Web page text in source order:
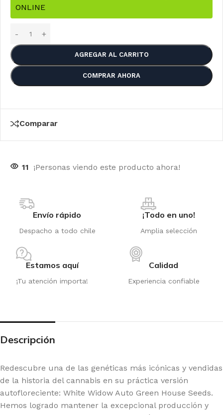
ONLINE
AGREGAR AL CARRITO
COMPRAR AHORA
Comparar
11 ¡Personas viendo este producto ahora!
Envío rápido
Despacho a todo chile
¡Todo en uno!
Amplia selección
Estamos aquí
¡Tu atención importa!
Calidad
Experiencia confiable
Descripción
Redescubre una de las genéticas más icónicas y vendidas
de la historia del cannabis en su práctica versión
autofloreciente: White Widow Auto Green House Seeds.
Hemos logrado mantener la excepcional producción y